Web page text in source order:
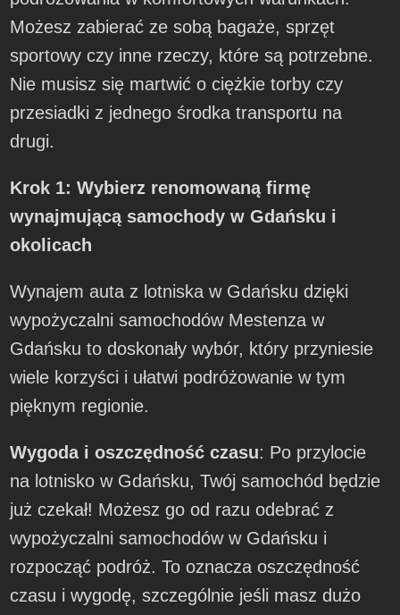
Możesz zabierać ze sobą bagaże, sprzęt
sportowy czy inne rzeczy, które są potrzebne.
Nie musisz się martwić o ciężkie torby czy
przesiadki z jednego środka transportu na
drugi.
Krok 1: Wybierz renomowaną firmę
wynajmującą samochody w Gdańsku i
okolicach
Wynajem auta z lotniska w Gdańsku dzięki
wypożyczalni samochodów Mestenza w
Gdańsku to doskonały wybór, który przyniesie
wiele korzyści i ułatwi podróżowanie w tym
pięknym regionie.
Wygoda i oszczędność czasu: Po przylocie
na lotnisko w Gdańsku, Twój samochód będzie
już czekał! Możesz go od razu odebrać z
wypożyczalni samochodów w Gdańsku i
rozpocząć podróż. To oznacza oszczędność
czasu i wygodę, szczególnie jeśli masz dużo